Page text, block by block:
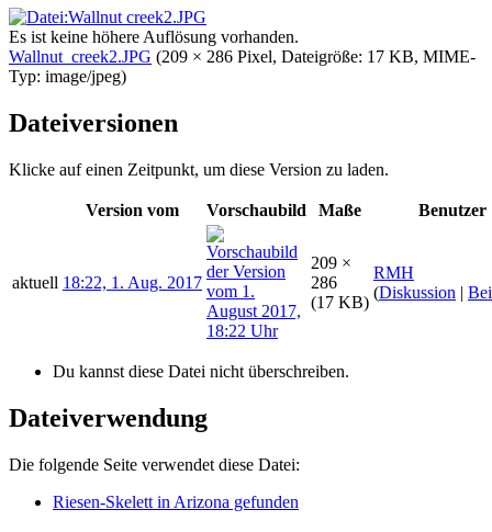
Es ist keine höhere Auflösung vorhanden.
Wallnut_creek2.JPG (209 × 286 Pixel, Dateigröße: 17 KB, MIME-
Typ: image/jpeg)
Dateiversionen
Klicke auf einen Zeitpunkt, um diese Version zu laden.
Version vom Vorschaubild Maße Benutzer
aktuell 18:22, 1. Aug. 2017
209 ×
286
(17 KB)
RMH
(Diskussion |
Du kannst diese Datei nicht überschreiben.
Dateiverwendung
Die folgende Seite verwendet diese Datei:
Riesen-Skelett in Arizona gefunden